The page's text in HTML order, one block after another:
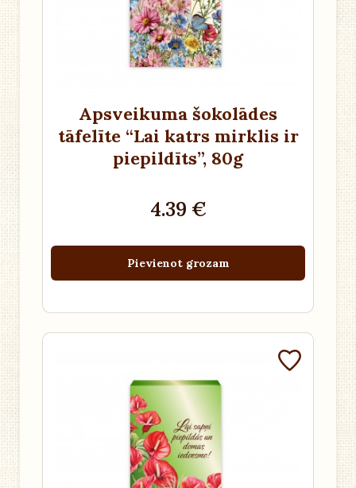
Apsveikuma šokolādes
tāfelīte “Lai katrs mirklis ir
piepildīts”, 80g
4.39 €
Pievienot grozam